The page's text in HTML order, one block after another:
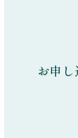
お申